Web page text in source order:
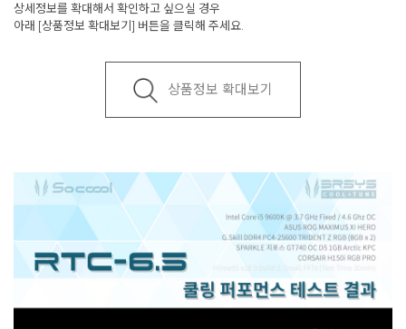
상세정보를 확대해서 확인하고 싶으실 경우
아래 [상품정보 확대보기] 버튼을 클릭해 주세요.
상품정보 확대보기